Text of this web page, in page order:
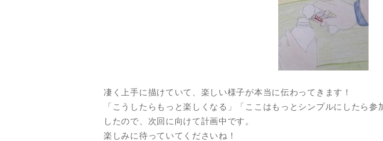
凄く上手に描けていて、楽しい様子が本当に伝わってきます！
「こうしたらもっと楽しくなる」「ここはもっとシンプルにしたら
したので、次回に向けて計画中です。
楽しみに待っていてくださいね！